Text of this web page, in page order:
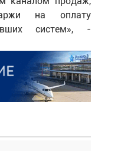
на оплату
систем», -